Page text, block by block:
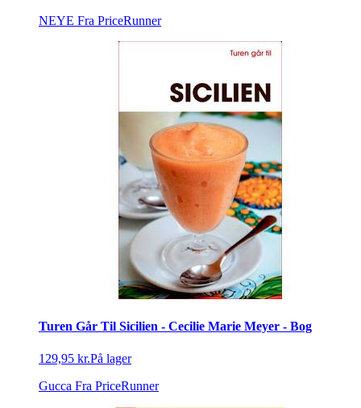
NEYE Fra PriceRunner
Turen Går Til Sicilien - Cecilie Marie Meyer - Bog
129,95 kr.På lager
Gucca Fra PriceRunner